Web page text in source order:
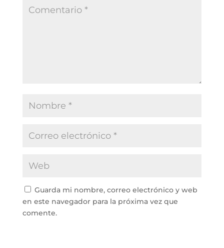
Guarda mi nombre, correo electrónico y web
en este navegador para la próxima vez que
comente.